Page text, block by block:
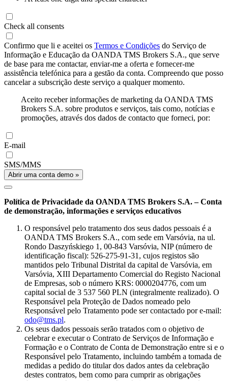
Check all consents
Confirmo que li e aceitei os Termos e Condições do Serviço de
Informação e Educação da OANDA TMS Brokers S.A., que serve
de base para me contactar, enviar-me a oferta e fornecer-me
assistência telefónica para a gestão da conta. Compreendo que posso
cancelar a subscrição deste serviço a qualquer momento.
Aceito receber informações de marketing da OANDA TMS
Brokers S.A. sobre produtos e serviços, tais como, notícias e
promoções, através dos dados de contacto que forneci, por:
E-mail
SMS/MMS
Abrir uma conta demo »
Política de Privacidade da OANDA TMS Brokers S.A. – Conta
de demonstração, informações e serviços educativos
O responsável pelo tratamento dos seus dados pessoais é a
OANDA TMS Brokers S.A., com sede em Varsóvia, na ul.
Rondo Daszyńskiego 1, 00-843 Varsóvia, NIP (número de
identificação fiscal): 526-275-91-31, cujos registos são
mantidos pelo Tribunal Distrital da capital de Varsóvia, em
Varsóvia, XIII Departamento Comercial do Registo Nacional
de Empresas, sob o número KRS: 0000204776, com um
capital social de 3 537 560 PLN (integralmente realizado). O
Responsável pela Proteção de Dados nomeado pelo
Responsável pelo Tratamento pode ser contactado por e-mail:
odo@tms.pl.
Os seus dados pessoais serão tratados com o objetivo de
celebrar e executar o Contrato de Serviços de Informação e
Formação e o Contrato de Conta de Demonstração entre si e o
Responsável pelo Tratamento, incluindo também a tomada de
medidas a pedido do titular dos dados antes da celebração
destes contratos, bem como para cumprir as obrigações